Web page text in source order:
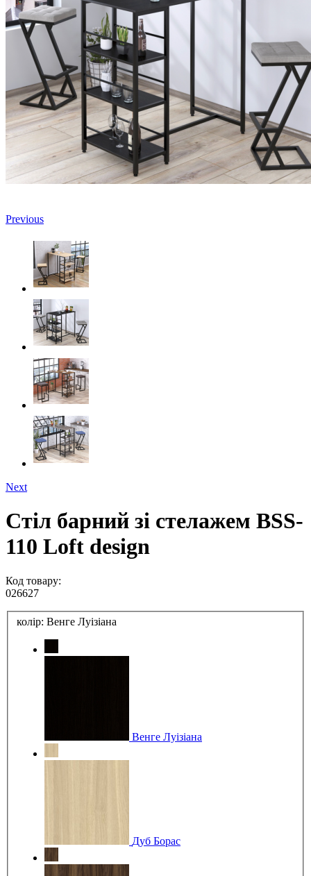
Previous
Next
Стіл барний зі стелажем BSS-
110 Loft design
Код товару:
026627
колір: Венге Луізіана
Венге Луізіана
Дуб Борас